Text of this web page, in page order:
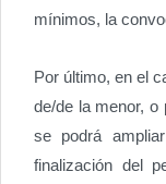
mínimos, la
Por último, en el
de/de la menor, o
se podrá
finalización del